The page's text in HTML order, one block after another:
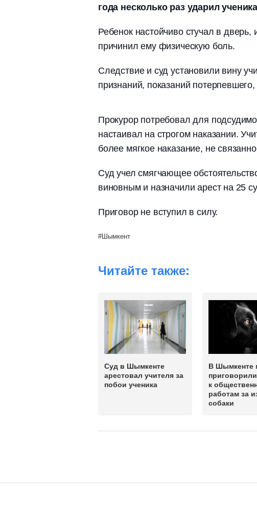
года несколько раз ударил
Ребенок настойчиво стучал в дверь,
причинил ему физическую боль.
Следствие и суд установили вину
признаний, показаний
Прокурор потребовал для
настаивал на строгом наказании.
более мягкое наказание, не
Суд учел смягчающее
виновным и назначили арест на 25
Приговор не вступил в силу.
Шымкент
Читайте также:
Суд в Шымкенте
арестовал учителя за
побои ученика
В Шымкенте
приговорили
к
работам за
собаки